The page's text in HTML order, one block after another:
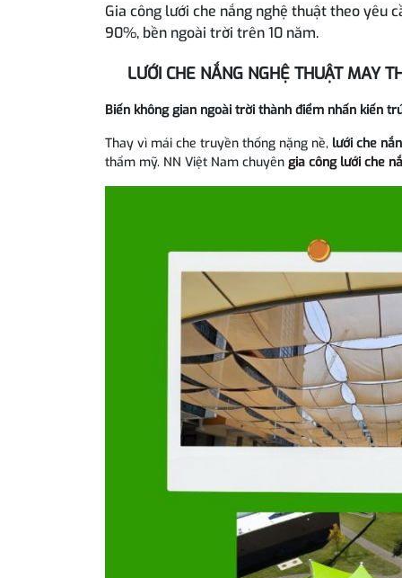
Gia công lưới che nắng nghệ thuật theo yêu
90%, bền ngoài trời trên 10 năm.
LƯỚI CHE NẮNG NGHỆ THUẬT MAY
Biến không gian ngoài trời thành điểm nhấn kiến
Thay vì mái che truyền thống nặng nề, lưới che
thẩm mỹ. NN Việt Nam chuyên gia công lưới che